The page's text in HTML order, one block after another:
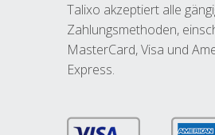
Talixo akzeptiert alle
Zahlungsmethoden,
MasterCard, Visa und
Express.